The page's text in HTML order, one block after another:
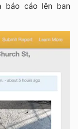
báo cáo lên ban